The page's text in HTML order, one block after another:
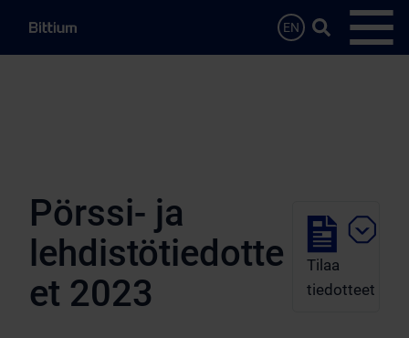
EN
Hae…
Avaa
Pörssi- ja
lehdistötiedotte
et 2023
Tilaa
tiedotteet